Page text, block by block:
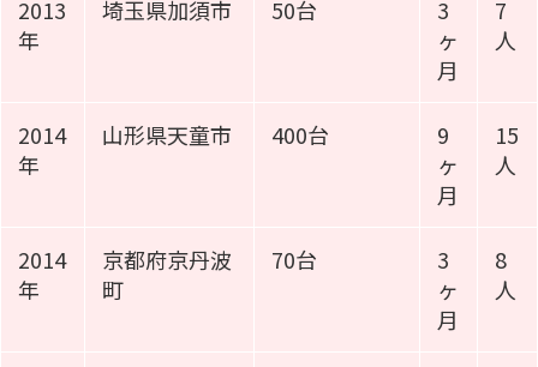
2013
年
埼玉県加須市 50台
3
ヶ
月
7
人
2014
年
山形県天童市 400台
9
ヶ
月
15
人
2014
年
京都府京丹波
町
70台
3
ヶ
月
8
人